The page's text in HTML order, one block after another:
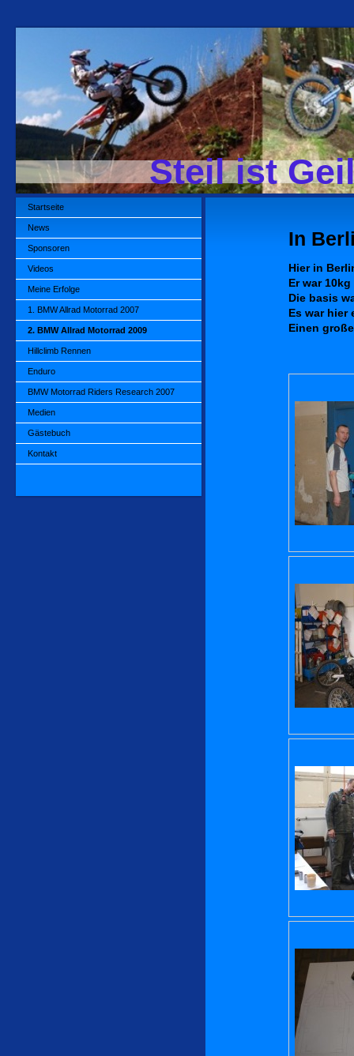
Steil ist
Startseite
News
Sponsoren
Videos
Meine Erfolge
1. BMW Allrad Motorrad 2007
2. BMW Allrad Motorrad 2009
Hillclimb Rennen
Enduro
BMW Motorrad Riders Research 2007
Medien
Gästebuch
Kontakt
In
Hier in
Er war
Die basis
Es war
Einen